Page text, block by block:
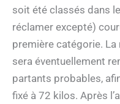
soit été classés dans
réclamer excepté)
première catégorie.
sera éventuellement
partants probables,
fixé à 72 kilos. Après